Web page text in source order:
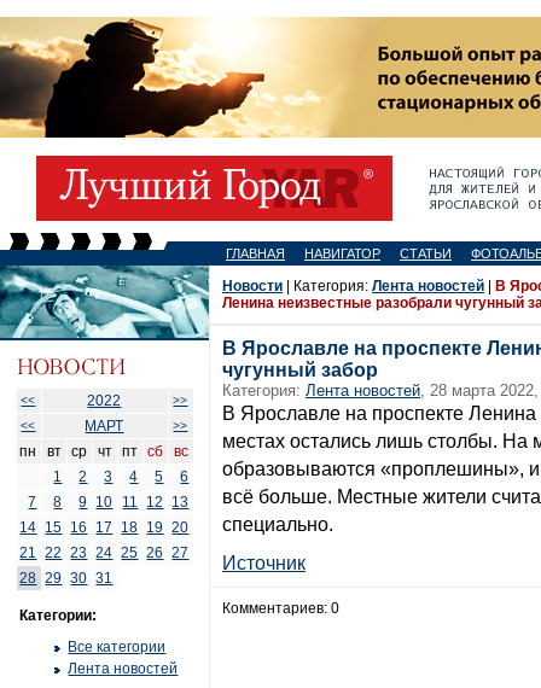
ГЛАВНАЯ НАВИГАТОР СТАТЬИ
<< 2022
>>
<<
МАРТ >>
пн вт ср чт пт сб
вс
1
2 3 4 5
6
7
8 9 10 11 12
13
14 15 16 17 18 19 20
21
22 23 24 25 26
27
28 29 30 31
Категории:
Все категории
Лента новостей
Новости | Категория: Лента новостей
В
Ленина неизвестные разобрали чугунный
В Ярославле на проспекте
чугунный забор
Категория: Лента новостей, 28 марта
В Ярославле на проспекте Ленина
местах остались лишь столбы. На
образовываются «проплешины»,
всё больше. Местные жители
специально.
Источник
Комментариев: 0